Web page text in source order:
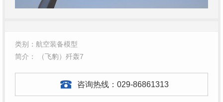
类别：航空装备模型
简介： （飞豹）歼轰7
咨询热线： 029-86861313